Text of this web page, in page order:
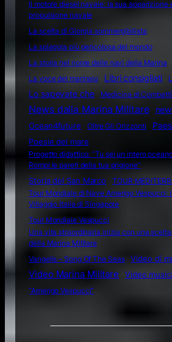
Il motore diesel navale: la sua apparizione
propulsione navale
La scelta di Giorgia sommergibilista
La spiaggia più pericolosa del mondo
La storia nel nome delle navi della Marina
La voce del marinaio
Libri consigliati
Lo sapevate che Medicina di
News dalla Marina Militare
Ocean4future
Oltre Gli Orizzonti
Poesie del mare
Progetto didattico: “Tu sei un intero
Rompi le pareti della tua prigione”
Storia del San Marco
TOUR
Tour Mondiale di Nave Amerigo Vespucci:
Villaggio Italia di Singapore
Tour Mondiale Vespucci
Una vita straordinaria inizia con una
della Marina Militare
Vangelis – Song Of The Seas
Video di
Video Marina Militare Video
“Amerigo Vespucci”